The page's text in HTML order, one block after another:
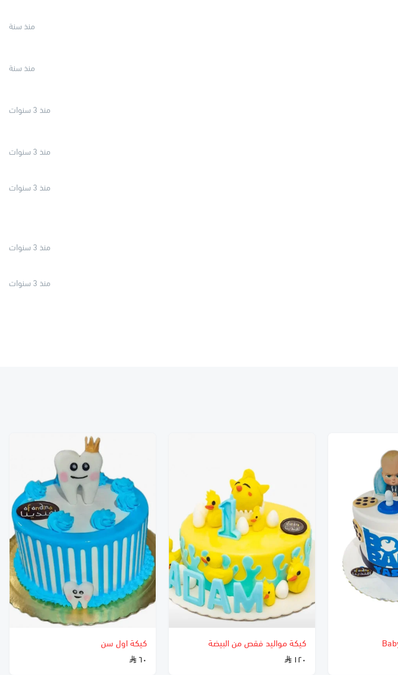
منذ سنة
منذ سنة
منذ 3 سنوات
منذ 3 سنوات
منذ 3 سنوات
منذ 3 سنوات
منذ 3 سنوات
كيكة مواليد فقص من البيضة
١٢٠
كيكة اول سن
٦٠